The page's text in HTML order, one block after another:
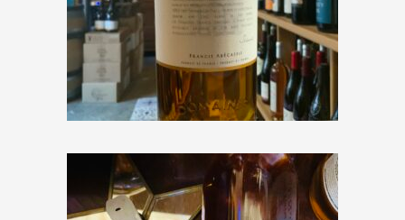
ABK6 « Cognac VSOP »
€57,00